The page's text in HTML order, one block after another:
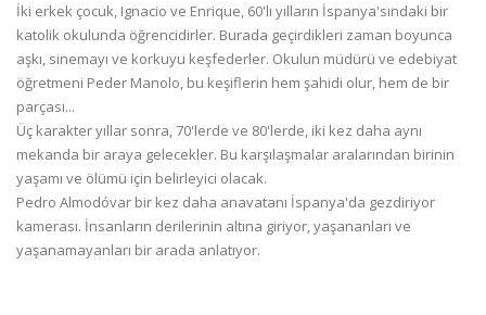
İki erkek çocuk, Ignacio ve Enrique, 60'lı yılların İspanya'sındaki bir
katolik okulunda öğrencidirler. Burada geçirdikleri zaman boyunca
aşkı, sinemayı ve korkuyu keşfederler. Okulun müdürü ve edebiyat
öğretmeni Peder Manolo, bu keşiflerin hem şahidi olur, hem de bir
parçası...
Üç karakter yıllar sonra, 70'lerde ve 80'lerde, iki kez daha aynı
mekanda bir araya gelecekler. Bu karşılaşmalar aralarından birinin
yaşamı ve ölümü için belirleyici olacak.
Pedro Almodóvar bir kez daha anavatanı İspanya'da gezdiriyor
kamerası. İnsanların derilerinin altına giriyor, yaşananları ve
yaşanamayanları bir arada anlatıyor.